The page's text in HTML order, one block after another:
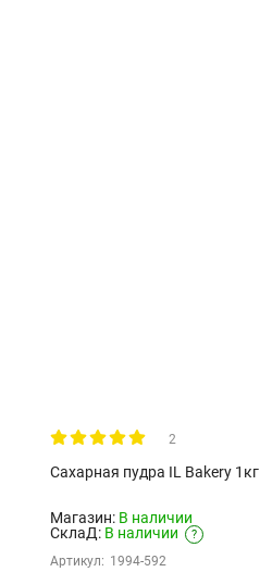
2
Сахарная пудра IL Bakery 1кг
Магазин: В наличии
СклаД: В наличии ?
Артикул: 1994-592